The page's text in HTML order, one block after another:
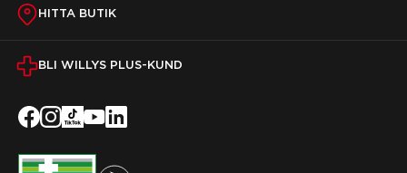
HITTA BUTIK
BLI WILLYS PLUS-KUND